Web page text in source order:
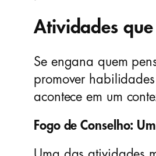
Atividades
Se engana quem
promover
acontece em um
Fogo de Conselho: